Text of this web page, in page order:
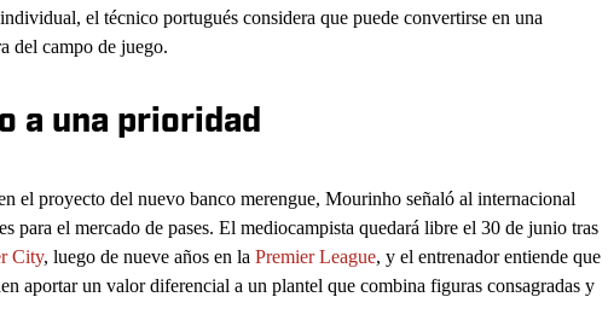
el técnico portugués considera que puede convertirse en una
del campo de juego.
a una prioridad
el proyecto del nuevo banco merengue, Mourinho señaló al internacional
para el mercado de pases. El mediocampista quedará libre el 30 de junio tras
City, luego de nueve años en la Premier League, y el entrenador entiende que
aportar un valor diferencial a un plantel que combina figuras consagradas y